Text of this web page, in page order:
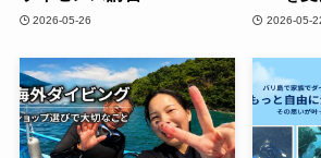
2026-05-26 2026-05-